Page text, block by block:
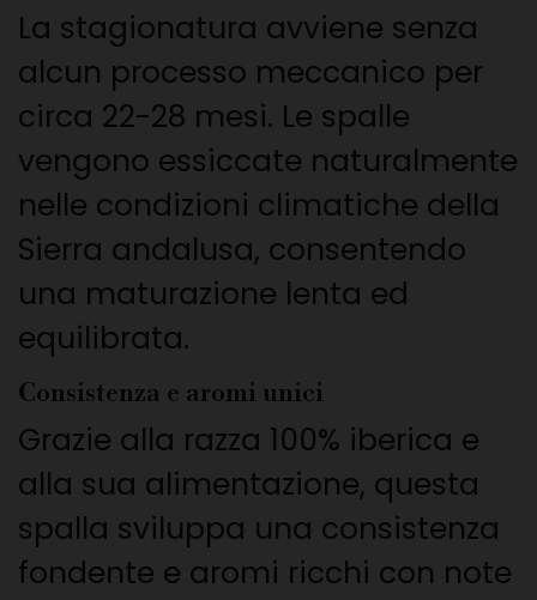
La stagionatura avviene senza
alcun processo meccanico per
circa 22-28 mesi. Le spalle
vengono essiccate naturalmente
nelle condizioni climatiche della
Sierra andalusa, consentendo
una maturazione lenta ed
equilibrata.
Consistenza e aromi unici
Grazie alla razza 100% iberica e
alla sua alimentazione, questa
spalla sviluppa una consistenza
fondente e aromi ricchi con note